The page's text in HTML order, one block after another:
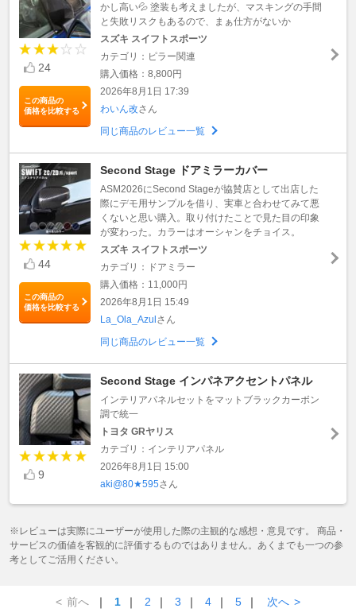
24
この商品の
価格を比較する
かし高い💦 塗装も考えましたが、マスキングの手間
と失敗リスクもあるので、まぁ仕方がないか
スズキ スイフトスポーツ
カテゴリ：ピラー関連
購入価格：8,800円
2026年8月1日 17:39
わいん改さん
同じ商品のレビュー一覧
44
この商品の
価格を比較する
Second Stage ドアミラーカバー
ASM2026にSecond Stageが協賛店として出店した
際にデモ用サンプルを借り、実車と合わせてみて悪
くないと思い購入。取り付けたことで見た目の印象
が変わった。カラーはオーシャンをチョイス。
スズキ スイフトスポーツ
カテゴリ：ドアミラー
購入価格：11,000円
2026年8月1日 15:49
La_Ola_Azulさん
同じ商品のレビュー一覧
9
Second Stage インパネアクセントパネル
インテリアパネルセットをマットブラックカーボン
調で統一
トヨタ GRヤリス
カテゴリ：インテリアパネル
2026年8月1日 15:00
aki@80★595さん
※レビューは実際にユーザーが使用した際の主観的な感想・意見です。 商品・
サービスの価値を客観的に評価するものではありません。あくまでも一つの参
考としてご活用ください。
< 前へ ｜ 1 ｜ 2 ｜ 3 ｜ 4 ｜ 5 ｜ 次へ >